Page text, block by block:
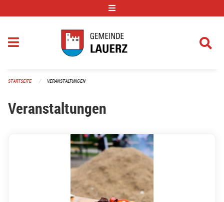
STARTSEITE VERANSTALTUNGEN
Veranstaltungen